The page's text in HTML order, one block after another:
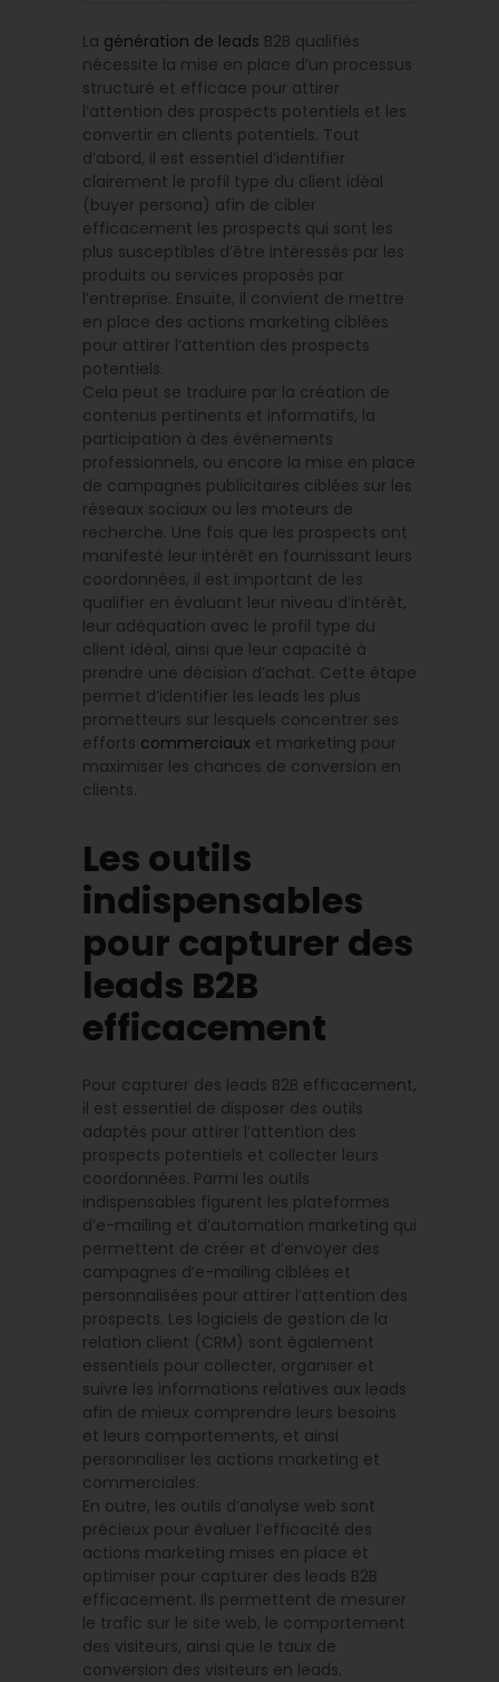
La génération de leads B2B qualifiés
nécessite la mise en place d’un processus
structuré et efficace pour attirer
l’attention des prospects potentiels et les
convertir en clients potentiels. Tout
d’abord, il est essentiel d’identifier
clairement le profil type du client idéal
(buyer persona) afin de cibler
efficacement les prospects qui sont les
plus susceptibles d’être intéressés par les
produits ou services proposés par
l’entreprise. Ensuite, il convient de mettre
en place des actions marketing ciblées
pour attirer l’attention des prospects
potentiels.
Cela peut se traduire par la création de
contenus pertinents et informatifs, la
participation à des événements
professionnels, ou encore la mise en place
de campagnes publicitaires ciblées sur les
réseaux sociaux ou les moteurs de
recherche. Une fois que les prospects ont
manifesté leur intérêt en fournissant leurs
coordonnées, il est important de les
qualifier en évaluant leur niveau d’intérêt,
leur adéquation avec le profil type du
client idéal, ainsi que leur capacité à
prendre une décision d’achat. Cette étape
permet d’identifier les leads les plus
prometteurs sur lesquels concentrer ses
efforts commerciaux et marketing pour
maximiser les chances de conversion en
clients.
Les outils
indispensables
pour capturer des
leads B2B
efficacement
Pour capturer des leads B2B efficacement,
il est essentiel de disposer des outils
adaptés pour attirer l’attention des
prospects potentiels et collecter leurs
coordonnées. Parmi les outils
indispensables figurent les plateformes
d’e-mailing et d’automation marketing qui
permettent de créer et d’envoyer des
campagnes d’e-mailing ciblées et
personnalisées pour attirer l’attention des
prospects. Les logiciels de gestion de la
relation client (CRM) sont également
essentiels pour collecter, organiser et
suivre les informations relatives aux leads
afin de mieux comprendre leurs besoins
et leurs comportements, et ainsi
personnaliser les actions marketing et
commerciales.
En outre, les outils d’analyse web sont
précieux pour évaluer l’efficacité des
actions marketing mises en place et
optimiser pour capturer des leads B2B
efficacement. Ils permettent de mesurer
le trafic sur le site web, le comportement
des visiteurs, ainsi que le taux de
conversion des visiteurs en leads.